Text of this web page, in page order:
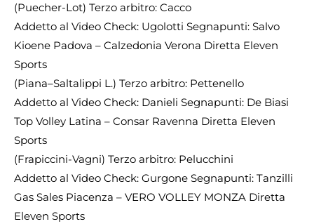
(Puecher-Lot) Terzo arbitro: Cacco
Addetto al Video Check: Ugolotti Segnapunti: Salvo
Kioene Padova – Calzedonia Verona Diretta Eleven
Sports
(Piana–Saltalippi L.) Terzo arbitro: Pettenello
Addetto al Video Check: Danieli Segnapunti: De Biasi
Top Volley Latina – Consar Ravenna Diretta Eleven
Sports
(Frapiccini-Vagni) Terzo arbitro: Pelucchini
Addetto al Video Check: Gurgone Segnapunti: Tanzilli
Gas Sales Piacenza – VERO VOLLEY MONZA Diretta
Eleven Sports